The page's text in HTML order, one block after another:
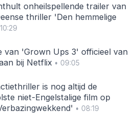
onheilspellende trailer van
thriller 'Den hemmelige
van 'Grown Ups 3' officieel van
bij Netflix • 09:05
is nog altijd de
niet-Engelstalige film op
• 08:19